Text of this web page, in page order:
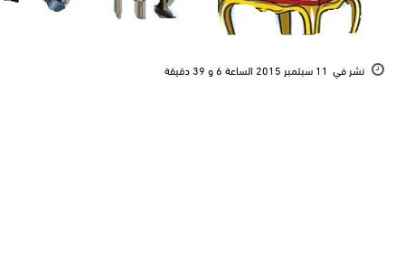
نشر في 11 سبتمبر 2015 الساعة 6 و 39 دقيقة